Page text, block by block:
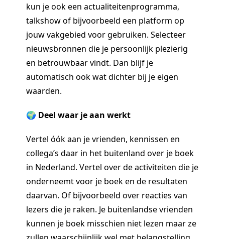
kun je ook een actualiteitenprogramma,
talkshow of bijvoorbeeld een platform op
jouw vakgebied voor gebruiken. Selecteer
nieuwsbronnen die je persoonlijk plezierig
en betrouwbaar vindt. Dan blijf je
automatisch ook wat dichter bij je eigen
waarden.
🌍 Deel waar je aan werkt
Vertel óók aan je vrienden, kennissen en
collega’s daar in het buitenland over je boek
in Nederland. Vertel over de activiteiten die je
onderneemt voor je boek en de resultaten
daarvan. Of bijvoorbeeld over reacties van
lezers die je raken. Je buitenlandse vrienden
kunnen je boek misschien niet lezen maar ze